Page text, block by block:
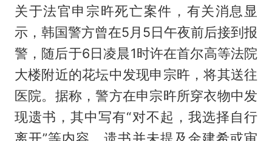
关于法官申宗旿死亡案件，有关消息显
示，韩国警方曾在5月5日午夜前后接到报
警，随后于6日凌晨1时许在首尔高等法院
大楼附近的花坛中发现申宗旿，将其送往
医院。据称，警方在申宗旿所穿衣物中发
现遗书，其中写有“对不起，我选择自行